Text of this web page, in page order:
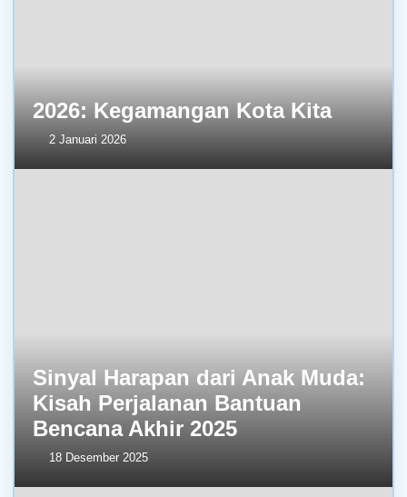
2026: Kegamangan Kota Kita
2 Januari 2026
Sinyal Harapan dari Anak Muda:
Kisah Perjalanan Bantuan
Bencana Akhir 2025
18 Desember 2025